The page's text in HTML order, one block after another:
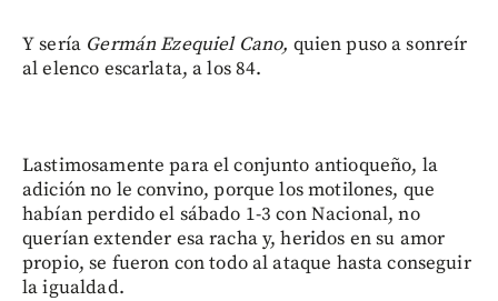
Y sería Germán Ezequiel Cano, quien puso a sonreír
al elenco escarlata, a los 84.
Lastimosamente para el conjunto antioqueño, la
adición no le convino, porque los motilones, que
habían perdido el sábado 1-3 con Nacional, no
querían extender esa racha y, heridos en su amor
propio, se fueron con todo al ataque hasta conseguir
la igualdad.